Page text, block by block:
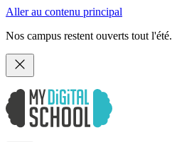
Aller au contenu principal
Nos campus restent ouverts tout l'été.